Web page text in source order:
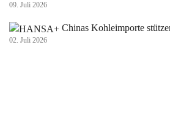
09. Juli 2026
Chinas Kohleimporte
02. Juli 2026